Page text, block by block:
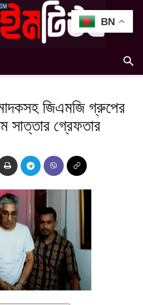
জিএমজি গ্রুপের
সাত্তার গ্রেফতার
BN